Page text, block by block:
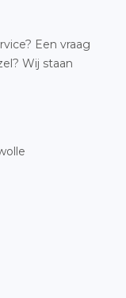
Een vraag
Wij staan